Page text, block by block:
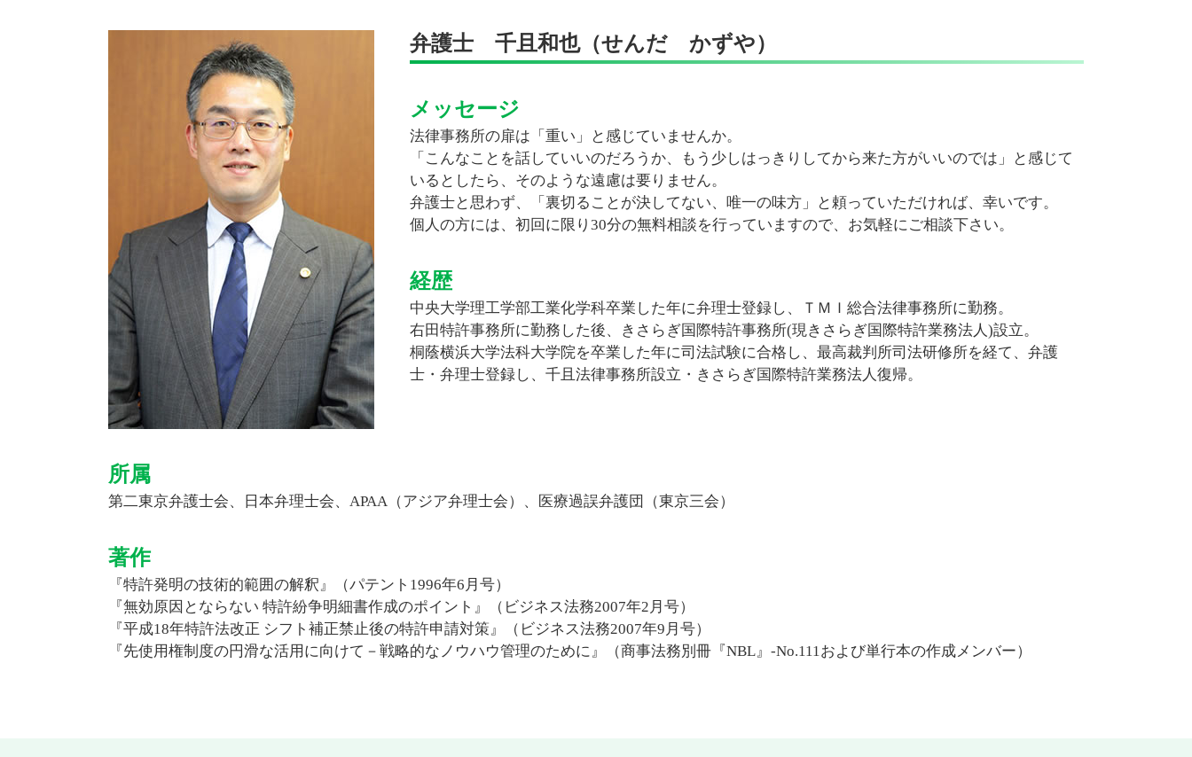
商標権 存続期間
コピー商品 ブランド
発明者 保護
ソフトウェア 著作権
ダウンロード 違法
不正競争防止法 非公知性
営業秘密 侵害
不正競争防止法 顧客情報
法務 顧問
会社設立 弁護士
スタートアップ 弁護士 顧問
ベンチャー 法律相談
法人設立 弁護士
ベンチャー 法務
ベンチャー企業 法律相談
スタートアップ 企業支援
借金 死亡 相続
不動産 遺産分割協議 書
遺言 相談
限定承認 相続
遺留分 兄弟
公正証書遺言 効力 遺留分
公正証書遺言 効力
遺産分割協議 やり直し
相続問題 相談 弁護士 文京区
商標権利取得 相談 弁護士 千代田区
営業秘密 相談 弁護士 四ッ谷
発明者 開発者保護 相談 弁護士 千代
弁護士 千且和也（せんだ かずや）
メッセージ
法律事務所の扉は「重い」と感じていませんか。
「こんなことを話していいのだろうか、もう少しはっきりしてから来た方がいいのでは」と感じて
いるとしたら、そのような遠慮は要りません。
弁護士と思わず、「裏切ることが決してない、唯一の味方」と頼っていただければ、幸いです。
個人の方には、初回に限り30分の無料相談を行っていますので、お気軽にご相談下さい。
経歴
中央大学理工学部工業化学科卒業した年に弁理士登録し、ＴＭＩ総合法律事務所に勤務。
右田特許事務所に勤務した後、きさらぎ国際特許事務所(現きさらぎ国際特許業務法人)設立。
桐蔭横浜大学法科大学院を卒業した年に司法試験に合格し、最高裁判所司法研修所を経て、弁護
士・弁理士登録し、千且法律事務所設立・きさらぎ国際特許業務法人復帰。
所属
第二東京弁護士会、日本弁理士会、APAA（アジア弁理士会）、医療過誤弁護団（東京三会）
著作
『特許発明の技術的範囲の解釈』（パテント1996年6月号）
『無効原因とならない 特許紛争明細書作成のポイント』（ビジネス法務2007年2月号）
『平成18年特許法改正 シフト補正禁止後の特許申請対策』（ビジネス法務2007年9月号）
『先使用権制度の円滑な活用に向けて－戦略的なノウハウ管理のために』（商事法務別冊『NBL』-No.111および単行本の作成メンバー）